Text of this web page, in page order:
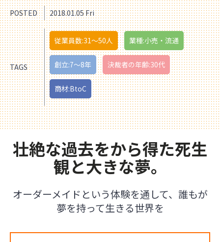
POSTED 2018.01.05 Fri
TAGS
従業員数:31〜50人 業種:小売・流通
創立:7〜8年 決裁者の年齢:30代
商材:BtoC
壮絶な過去をから得た死生
観と大きな夢。
オーダーメイドという体験を通して、誰もが
夢を持って生きる世界を